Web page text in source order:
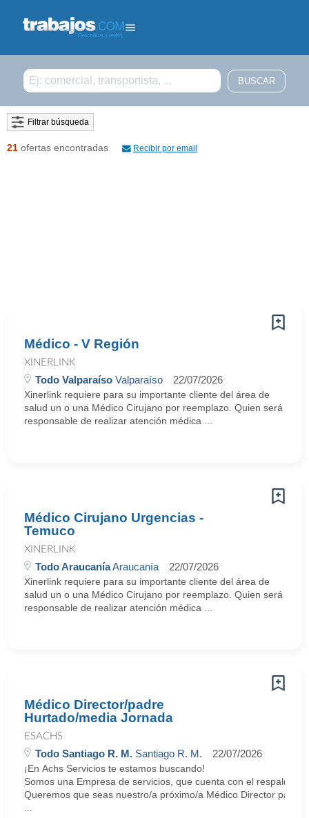
Filtrar búsqueda
21 ofertas encontradas Recibir por email
Médico - V Región
XINERLINK
Todo Valparaíso Valparaíso 22/07/2026
Xinerlink requiere para su importante cliente del área de
salud un o una Médico Cirujano por reemplazo. Quien será
responsable de realizar atención médica ...
Médico Cirujano Urgencias -
Temuco
XINERLINK
Todo AraucaníaAraucanía 22/07/2026
Xinerlink requiere para su importante cliente del área de
salud un o una Médico Cirujano por reemplazo. Quien será
responsable de realizar atención médica ...
Médico Director/padre
Hurtado/media Jornada
ESACHS
Todo Santiago R. M. Santiago R. M. 22/07/2026
¡En Achs Servicios te estamos buscando!
Somos una Empresa de servicios, que cuenta con el respaldo
Queremos que seas nuestro/a próximo/a Médico Director para